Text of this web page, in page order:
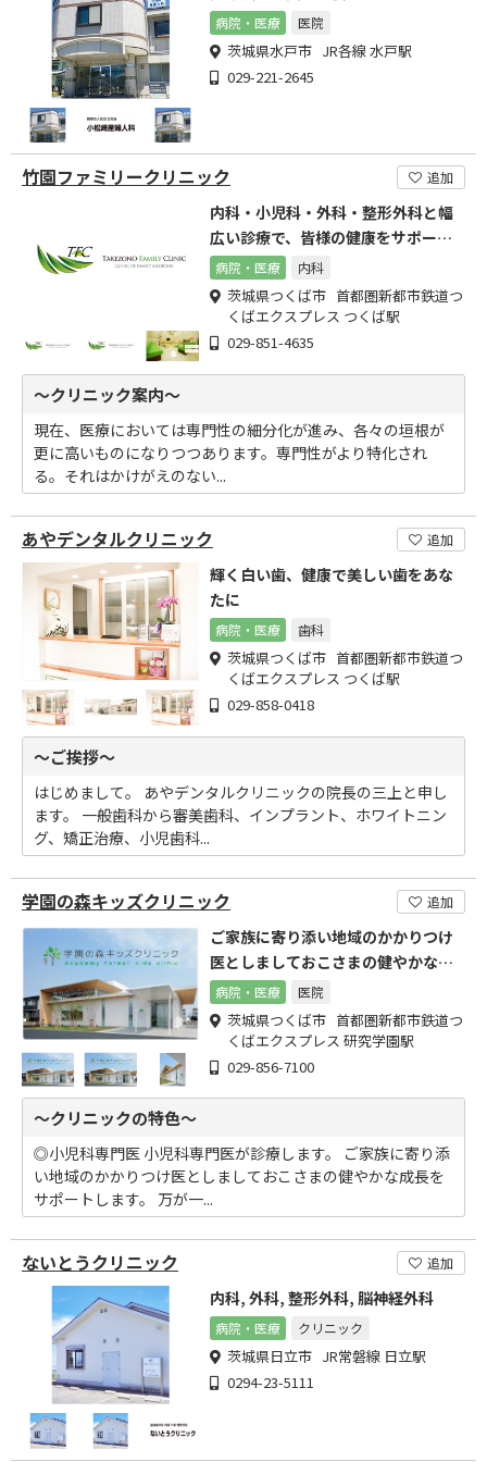
病院・医療 医院
茨城県水戸市 JR各線 水戸駅
029-221-2645
竹園ファミリークリニック 追加
内科・小児科・外科・整形外科と幅
広い診療で、皆様の健康をサポート
します。
病院・医療 内科
茨城県つくば市 首都圏新都市鉄道つ
くばエクスプレス つくば駅
029-851-4635
～クリニック案内～
現在、医療においては専門性の細分化が進み、各々の垣根が
更に高いものになりつつあります。専門性がより特化され
る。それはかけがえのない...
あやデンタルクリニック 追加
輝く白い歯、健康で美しい歯をあな
たに
病院・医療 歯科
茨城県つくば市 首都圏新都市鉄道つ
くばエクスプレス つくば駅
029-858-0418
～ご挨拶～
はじめまして。 あやデンタルクリニックの院長の三上と申し
ます。 一般歯科から審美歯科、インプラント、ホワイトニン
グ、矯正治療、小児歯科...
学園の森キッズクリニック 追加
ご家族に寄り添い地域のかかりつけ
医としましておこさまの健やかな成
長をサポートします。
病院・医療 医院
茨城県つくば市 首都圏新都市鉄道つ
くばエクスプレス 研究学園駅
029-856-7100
～クリニックの特色～
◎小児科専門医 小児科専門医が診療します。 ご家族に寄り添
い地域のかかりつけ医としましておこさまの健やかな成長を
サポートします。 万が一...
ないとうクリニック 追加
内科, 外科, 整形外科, 脳神経外科
病院・医療 クリニック
茨城県日立市 JR常磐線 日立駅
0294-23-5111